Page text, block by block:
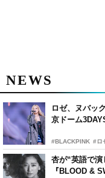
NEWS
ロゼ、ヌバッ
京ドーム
#BLACKPINK #ロ
杏が“英語で
『BLOOD &